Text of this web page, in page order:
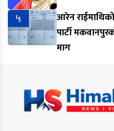
५
आरेन राईमाथिको
पार्टी
माग